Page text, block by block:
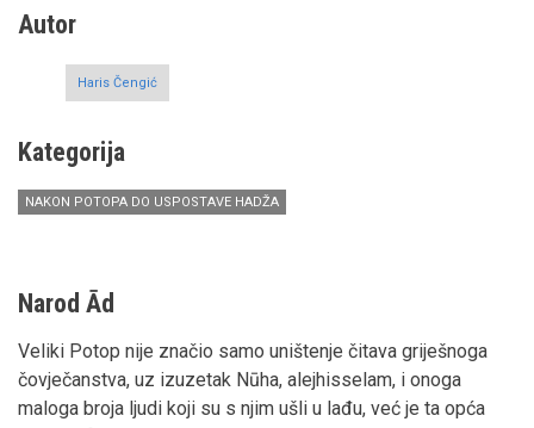
Autor
Haris Čengić
Kategorija
NAKON POTOPA DO USPOSTAVE HADŽA
Narod Ād
Veliki Potop nije značio samo uništenje čitava griješnoga
čovječanstva, uz izuzetak Nūha, alejhisselam, i onoga
maloga broja ljudi koji su s njim ušli u lađu, već je ta opća